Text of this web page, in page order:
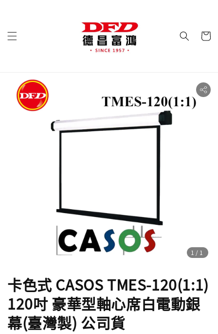
1 /1
卡色式 CASOS TMES-120(1:1)
120吋 豪華型軸心席白電動銀
幕(臺灣製) 公司貨